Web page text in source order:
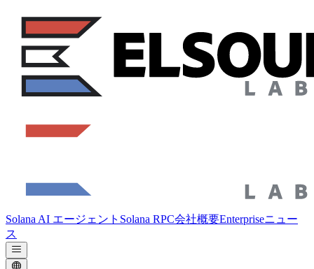
Solana AI エージェント Solana RPC会社概要Enterpriseニュー
ス